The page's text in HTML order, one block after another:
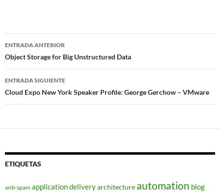
Navegador
de
entradas
ENTRADA ANTERIOR
Object Storage for Big Unstructured Data
ENTRADA SIGUIENTE
Cloud Expo New York Speaker Profile: George Gerchow – VMware
ETIQUETAS
anti-spam application deliveryarchitecture automation blog